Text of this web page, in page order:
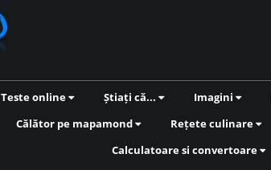
Teste online Știați că... Imagini
Călător pe mapamond Rețete culinare
Calculatoare si convertoare